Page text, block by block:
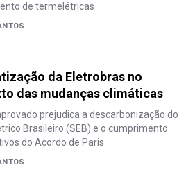
de termelétricas
da Eletrobras no
das mudanças climáticas
prejudica a descarbonização do
Brasileiro (SEB) e o cumprimento
do Acordo de Paris